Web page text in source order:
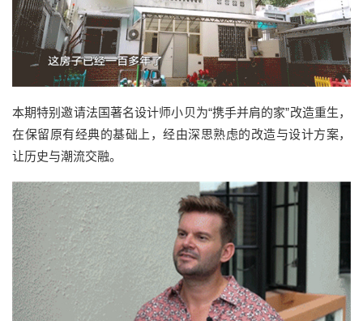
本期特别邀请法国著名设计师小贝为“携手并肩的家”改造重生，
在保留原有经典的基础上，经由深思熟虑的改造与设计方案，
让历史与潮流交融。